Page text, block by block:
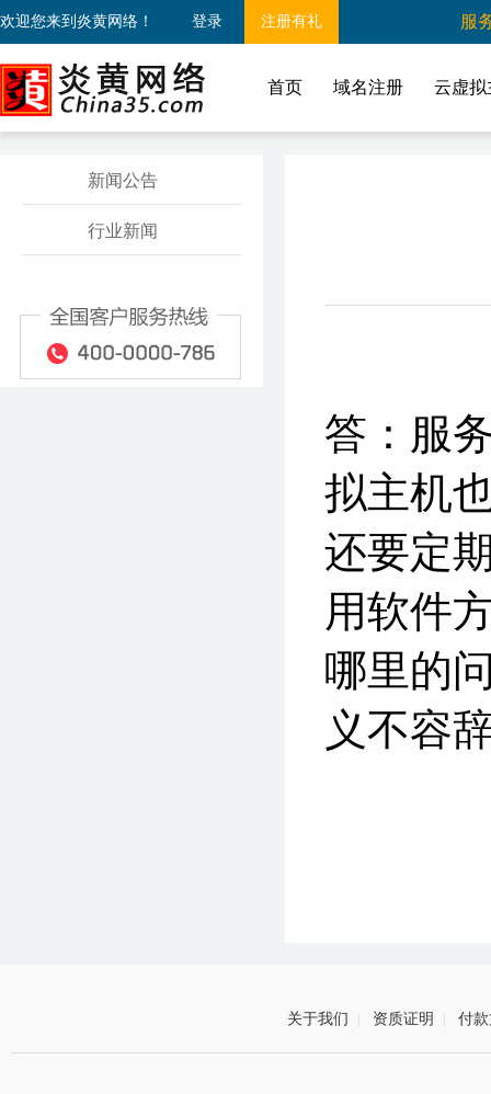
欢迎您来到炎黄网络！ 登录 注册有礼 服
首页 域名注册 云虚拟
新闻公告
行业新闻
答：服
拟主机
还要定
用软件
哪里的
义不容
关于我们 资质证明 付